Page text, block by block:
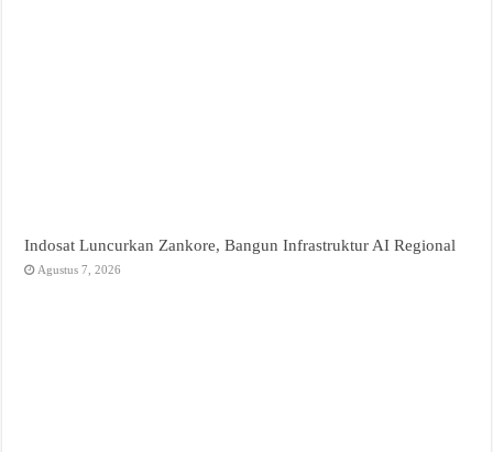
Indosat Luncurkan Zankore, Bangun Infrastruktur AI Regional
Agustus 7, 2026